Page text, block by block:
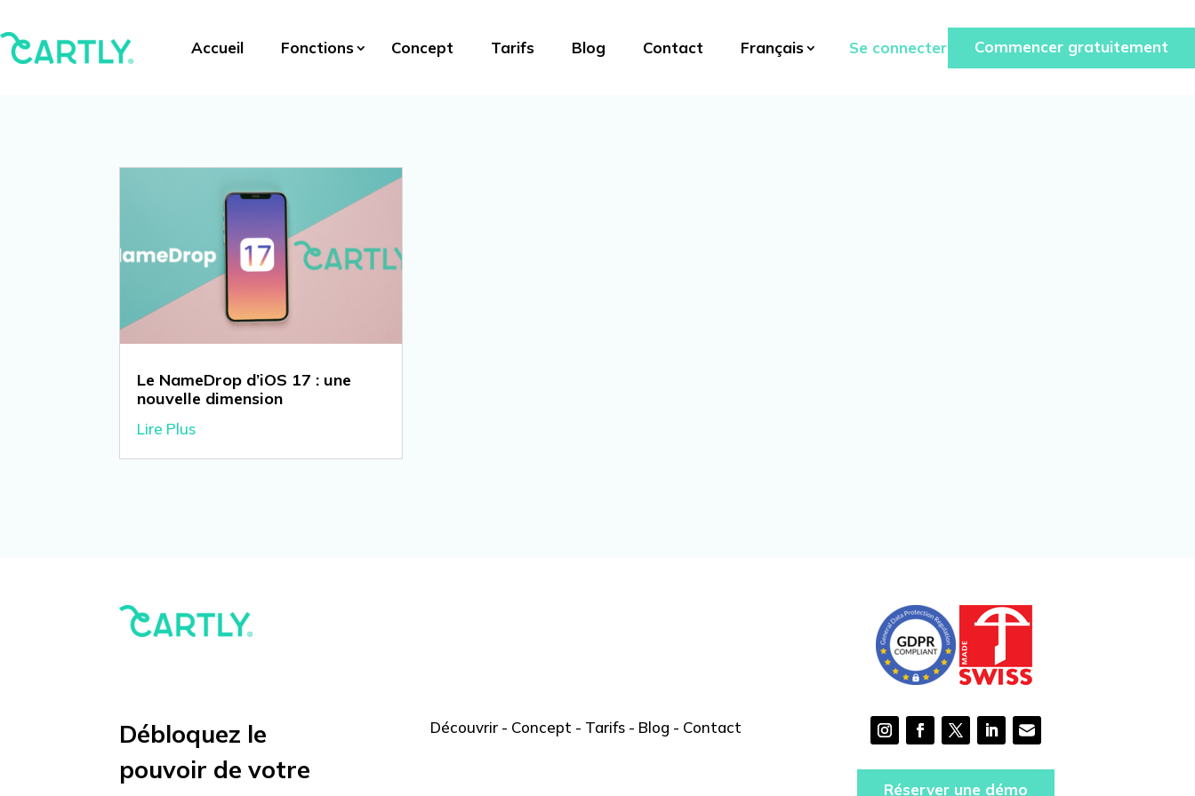
Accueil Fonctions Concept Tarifs Blog Contact Français Se connecter Commencer gratuitement
Le NameDrop d’iOS 17 : une
nouvelle dimension
Lire Plus
Débloquez le
pouvoir de votre
Découvrir- Concept - Tarifs- Blog - Contact
Réserver une démo